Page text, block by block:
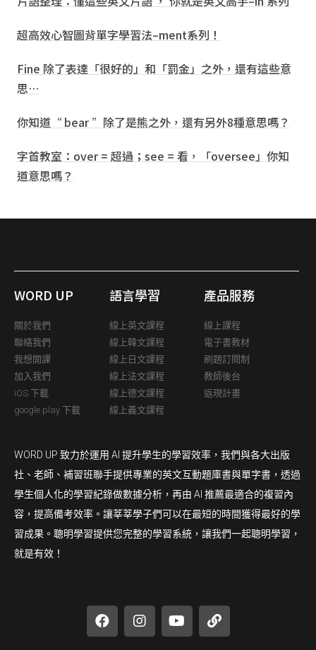
超高效心智圖背單字學習法–ment系列！
Fine 除了表達「很好的」和「罰金」之外，還有這些意
思…
你知道“ bear ”除了是熊之外，還有另外8種意思嗎？
字首教室：over = 超過；see = 看，「oversee」你知
道意思嗎？
WORD UP
關於我們
聯絡我們
我想開課
加入我們
iOS 下載
google play 下載
語言學習
線上英文課程
線上韓文課程
線上日文課程
線上法文課程
線上德文課程
線上義文課程
產品服務
線上課程
電子書教材
刷題訂閱制
教師後台
返現計畫
WORD UP 致力於運用 AI 提升學生的學習效率，我們與各大出版
社、老師、補習班聯手提供專業的英文互動題庫書與單字書，透過
學生個人化的學習紀錄做數據分析，再由 AI 推薦最適合的複習內
容，提高備考效率。讓莘莘學子們可以在最短的時間獲得最好的學
習成果。聰明學習提供您完整的學習系統，讓我們一起聰明學習，
就是有效！